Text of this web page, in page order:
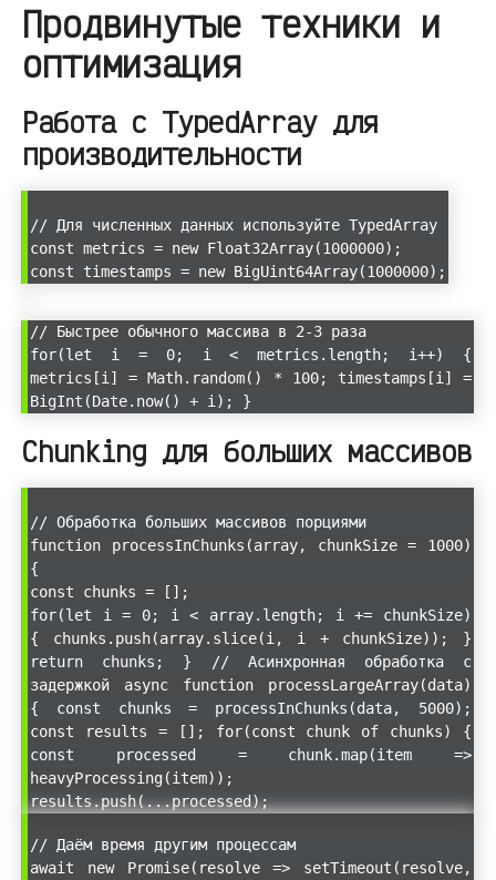
Продвинутые техники и
оптимизация
Работа с TypedArray для
производительности
// Для численных данных используйте TypedArray
const metrics = new Float32Array(1000000);
const timestamps = new BigUint64Array(1000000);
// Быстрее обычного массива в 2-3 раза
for(let i = 0; i < metrics.length; i++) {
metrics[i] = Math.random() * 100; timestamps[i] =
BigInt(Date.now() + i); }
Chunking для больших массивов
// Обработка больших массивов порциями
function processInChunks(array, chunkSize = 1000)
{
const chunks = [];
for(let i = 0; i < array.length; i += chunkSize)
{ chunks.push(array.slice(i, i + chunkSize)); }
return chunks; } // Асинхронная обработка с
задержкой async function processLargeArray(data)
{ const chunks = processInChunks(data, 5000);
const results = []; for(const chunk of chunks) {
const processed = chunk.map(item =>
heavyProcessing(item));
results.push(...processed);
// Даём время другим процессам
await new Promise(resolve => setTimeout(resolve,